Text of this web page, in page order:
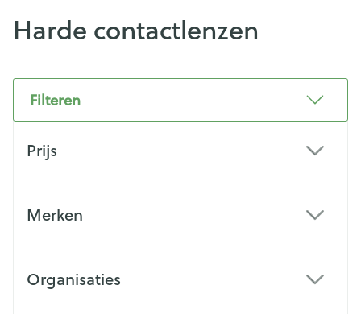
Harde contactlenzen
Filteren
Prijs
Merken
Organisaties